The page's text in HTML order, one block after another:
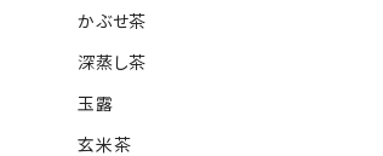
かぶせ茶
深蒸し茶
玉露
玄米茶